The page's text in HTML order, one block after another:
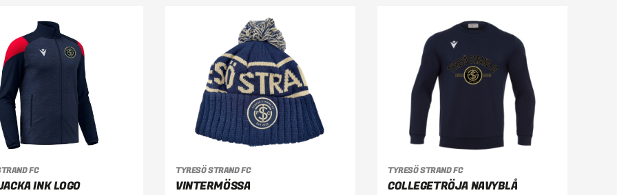
FC
INK LOGO
ALTERNATIV TYRESÖ STRAND FC
VINTERMÖSSA
LÄGG TILL I VARUKORG TYRESÖ STRAND FC
COLLEGETRÖJA NAVYBLÅ
VÄLJ ALTERNATIV